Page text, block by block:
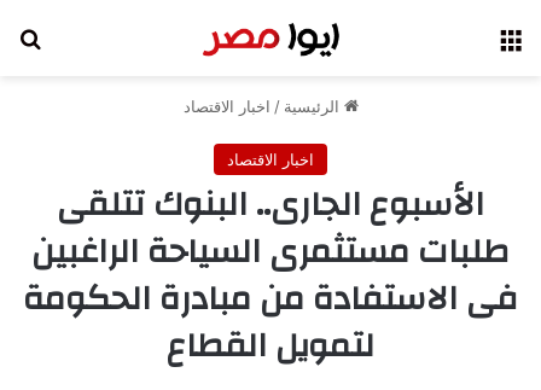
الرئيسية / اخبار الاقتصاد
اخبار الاقتصاد
الأسبوع الجارى.. البنوك تتلقى
طلبات مستثمرى السياحة الراغبين
فى الاستفادة من مبادرة الحكومة
لتمويل القطاع